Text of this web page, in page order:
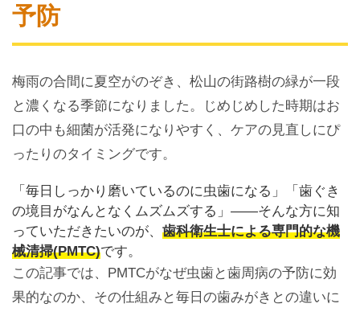
予防
梅雨の合間に夏空がのぞき、松山の街路樹の緑が一段
と濃くなる季節になりました。じめじめした時期はお
口の中も細菌が活発になりやすく、ケアの見直しにぴ
ったりのタイミングです。
「毎日しっかり磨いているのに虫歯になる」「歯ぐき
の境目がなんとなくムズムズする」――そんな方に知
っていただきたいのが、 歯科衛生士による専門的な機
械清掃(PMTC)です。
この記事では、PMTCがなぜ虫歯と歯周病の予防に効
果的なのか、その仕組みと毎日の歯みがきとの違いに